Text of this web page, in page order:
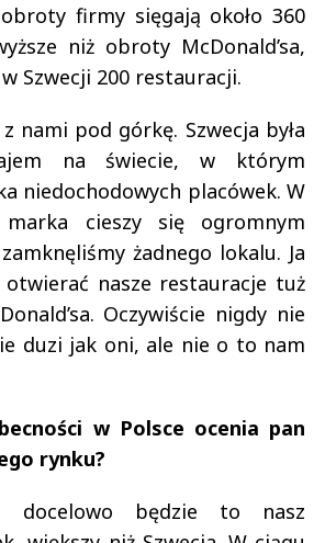
firmy sięgają około 360
niż obroty McDonald’sa,
Szwecji 200 restauracji.
z nami pod górkę. Szwecja była
na świecie, w którym
niedochodowych placówek. W
marka cieszy się ogromnym
żadnego lokalu. Ja
nasze restauracje tuż
Oczywiście nigdy nie
duzi jak oni, ale nie o to nam
w Polsce ocenia pan
rynku?
docelowo będzie to nasz